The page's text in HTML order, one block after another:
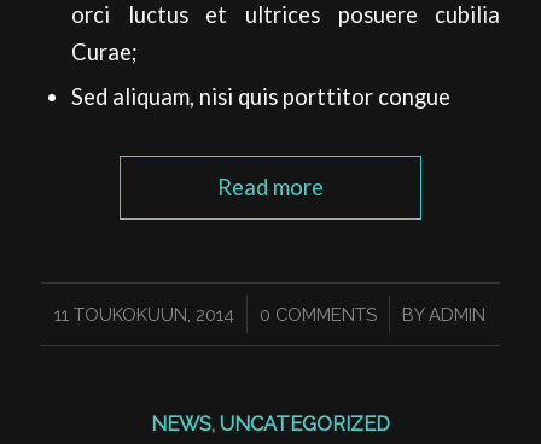
orci luctus et ultrices posuere cubilia
Curae;
Sed aliquam, nisi quis porttitor congue
Read more
11 TOUKOKUUN, 2014
/ 0 COMMENTS
/ BYADMIN
NEWS, UNCATEGORIZED